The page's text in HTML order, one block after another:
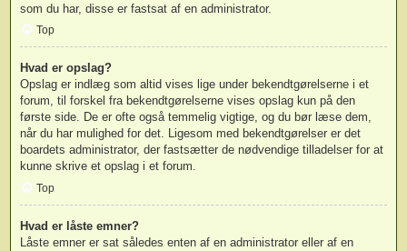
som du har, disse er fastsat af en administrator.
Top
Hvad er opslag?
Opslag er indlæg som altid vises lige under bekendtgørelserne i et
forum, til forskel fra bekendtgørelserne vises opslag kun på den
første side. De er ofte også temmelig vigtige, og du bør læse dem,
når du har mulighed for det. Ligesom med bekendtgørelser er det
boardets administrator, der fastsætter de nødvendige tilladelser for at
kunne skrive et opslag i et forum.
Top
Hvad er låste emner?
Låste emner er sat således enten af en administrator eller af en